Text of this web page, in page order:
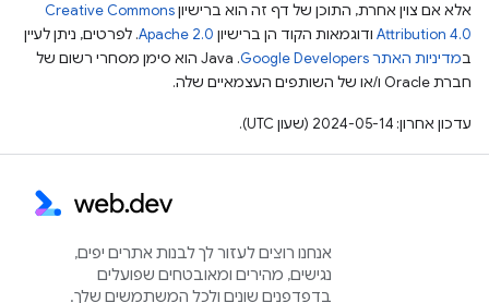
אלא אם צוין אחרת, התוכן של דף זה הוא ברישיוןCreative Commons
Attribution 4.0 ודוגמאות הקוד הן ברישיון Apache 2.0. לפרטים, ניתן לעיין
במדיניות האתר Google Developers‏
.‏ Java הוא סימן מסחרי רשום של
חברת Oracle ו/או של השותפים העצמאיים שלה.
עדכון אחרון: 2024-05-14 (שעון UTC).
אנחנו רוצים לעזור לך לבנות אתרים יפים,
נגישים, מהירים ומאובטחים שפועלים
בדפדפנים שונים ולכל המשתמשים שלך.